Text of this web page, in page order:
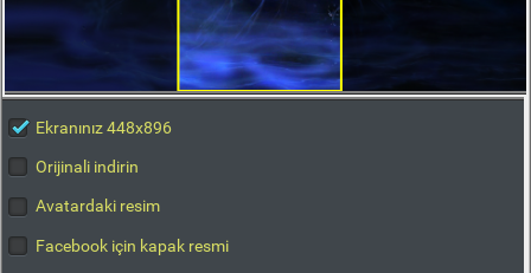
Ekranınız 448x896
Orijinali indirin
Avatardaki resim
Facebook için kapak resmi